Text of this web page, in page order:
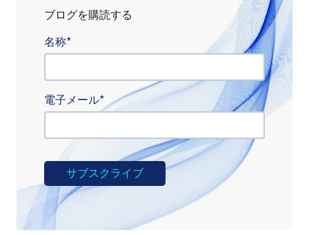
ブログを購読する
名称
電子メール